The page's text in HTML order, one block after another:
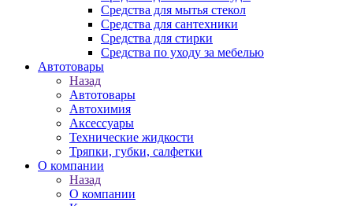
Средства для мытья стекол
Средства для сантехники
Средства для стирки
Средства по уходу за мебелью
Автотовары
Назад
Автотовары
Автохимия
Аксессуары
Технические жидкости
Тряпки, губки, салфетки
О компании
Назад
О компании